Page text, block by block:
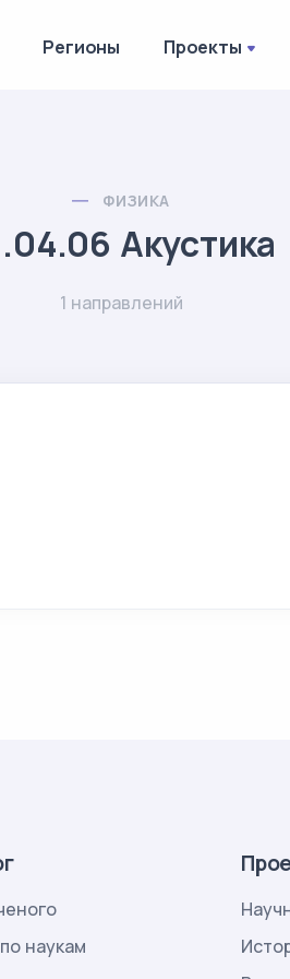
Регионы Проекты
ФИЗИКА
Акустика
1 направлений
наукам